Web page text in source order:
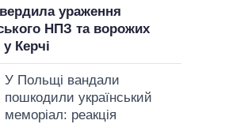
ураження
НПЗ та ворожих
Керчі
У Польщі вандали
пошкодили український
меморіал: реакція